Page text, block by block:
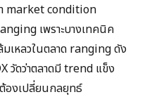
market condition
เพราะบางเทคนิค
เหลวในตลาด ranging ดัง
วัดว่าตลาดมี trend แข็ง
ต้องเปลี่ยนกลยุทธ์